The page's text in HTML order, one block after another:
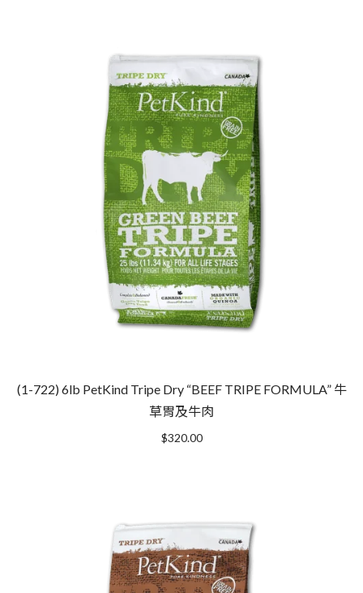
(1-722) 6lb PetKind Tripe Dry “BEEF TRIPE FORMULA” 牛
草胃及牛肉
$320.00